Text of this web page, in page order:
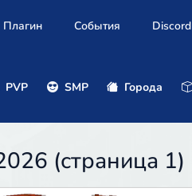
Плагин События Discord
PVP SMP Города
(страница 1)